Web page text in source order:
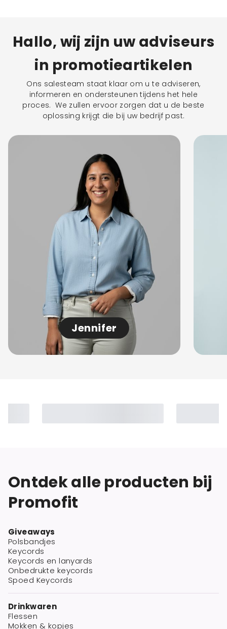
Hallo, wij zijn uw adviseurs
in promotieartikelen
Ons salesteam staat klaar om u te adviseren,
informeren en ondersteunen tijdens het hele
proces. We zullen ervoor zorgen dat u de beste
oplossing krijgt die bij uw bedrijf past.
Jennifer
Ontdek alle producten bij
Promofit
Giveaways
Polsbandjes
Keycords
Keycords en lanyards
Onbedrukte keycords
Spoed Keycords
Drinkwaren
Flessen
Mokken & kopjes